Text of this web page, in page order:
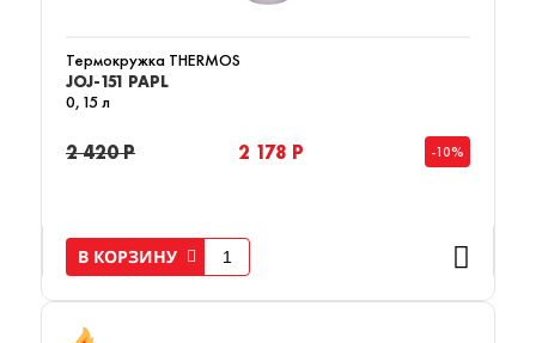
Термокружка THERMOS
JOJ-151 PAPL
0,15 л
2 420 Р 2 178 Р -10%
В КОРЗИНУ